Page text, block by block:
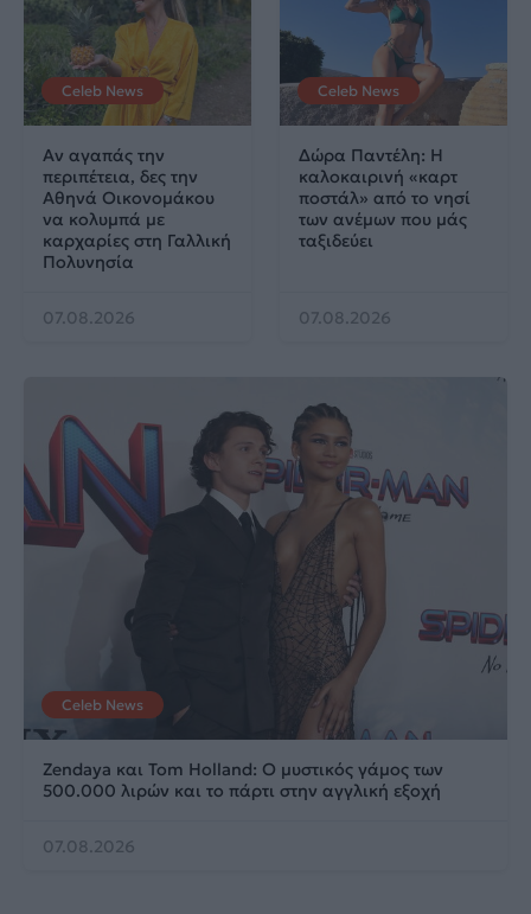
Celeb News
Αν αγαπάς την
περιπέτεια, δες την
Αθηνά Οικονομάκου
να κολυμπά με
καρχαρίες στη Γαλλική
Πολυνησία
07.08.2026
Celeb News
Δώρα Παντέλη: Η
καλοκαιρινή «καρτ
ποστάλ» από το νησί
των ανέμων που μάς
ταξιδεύει
07.08.2026
Celeb News
Zendaya και Tom Holland: Ο μυστικός γάμος των
500.000 λιρών και το πάρτι στην αγγλική εξοχή
07.08.2026